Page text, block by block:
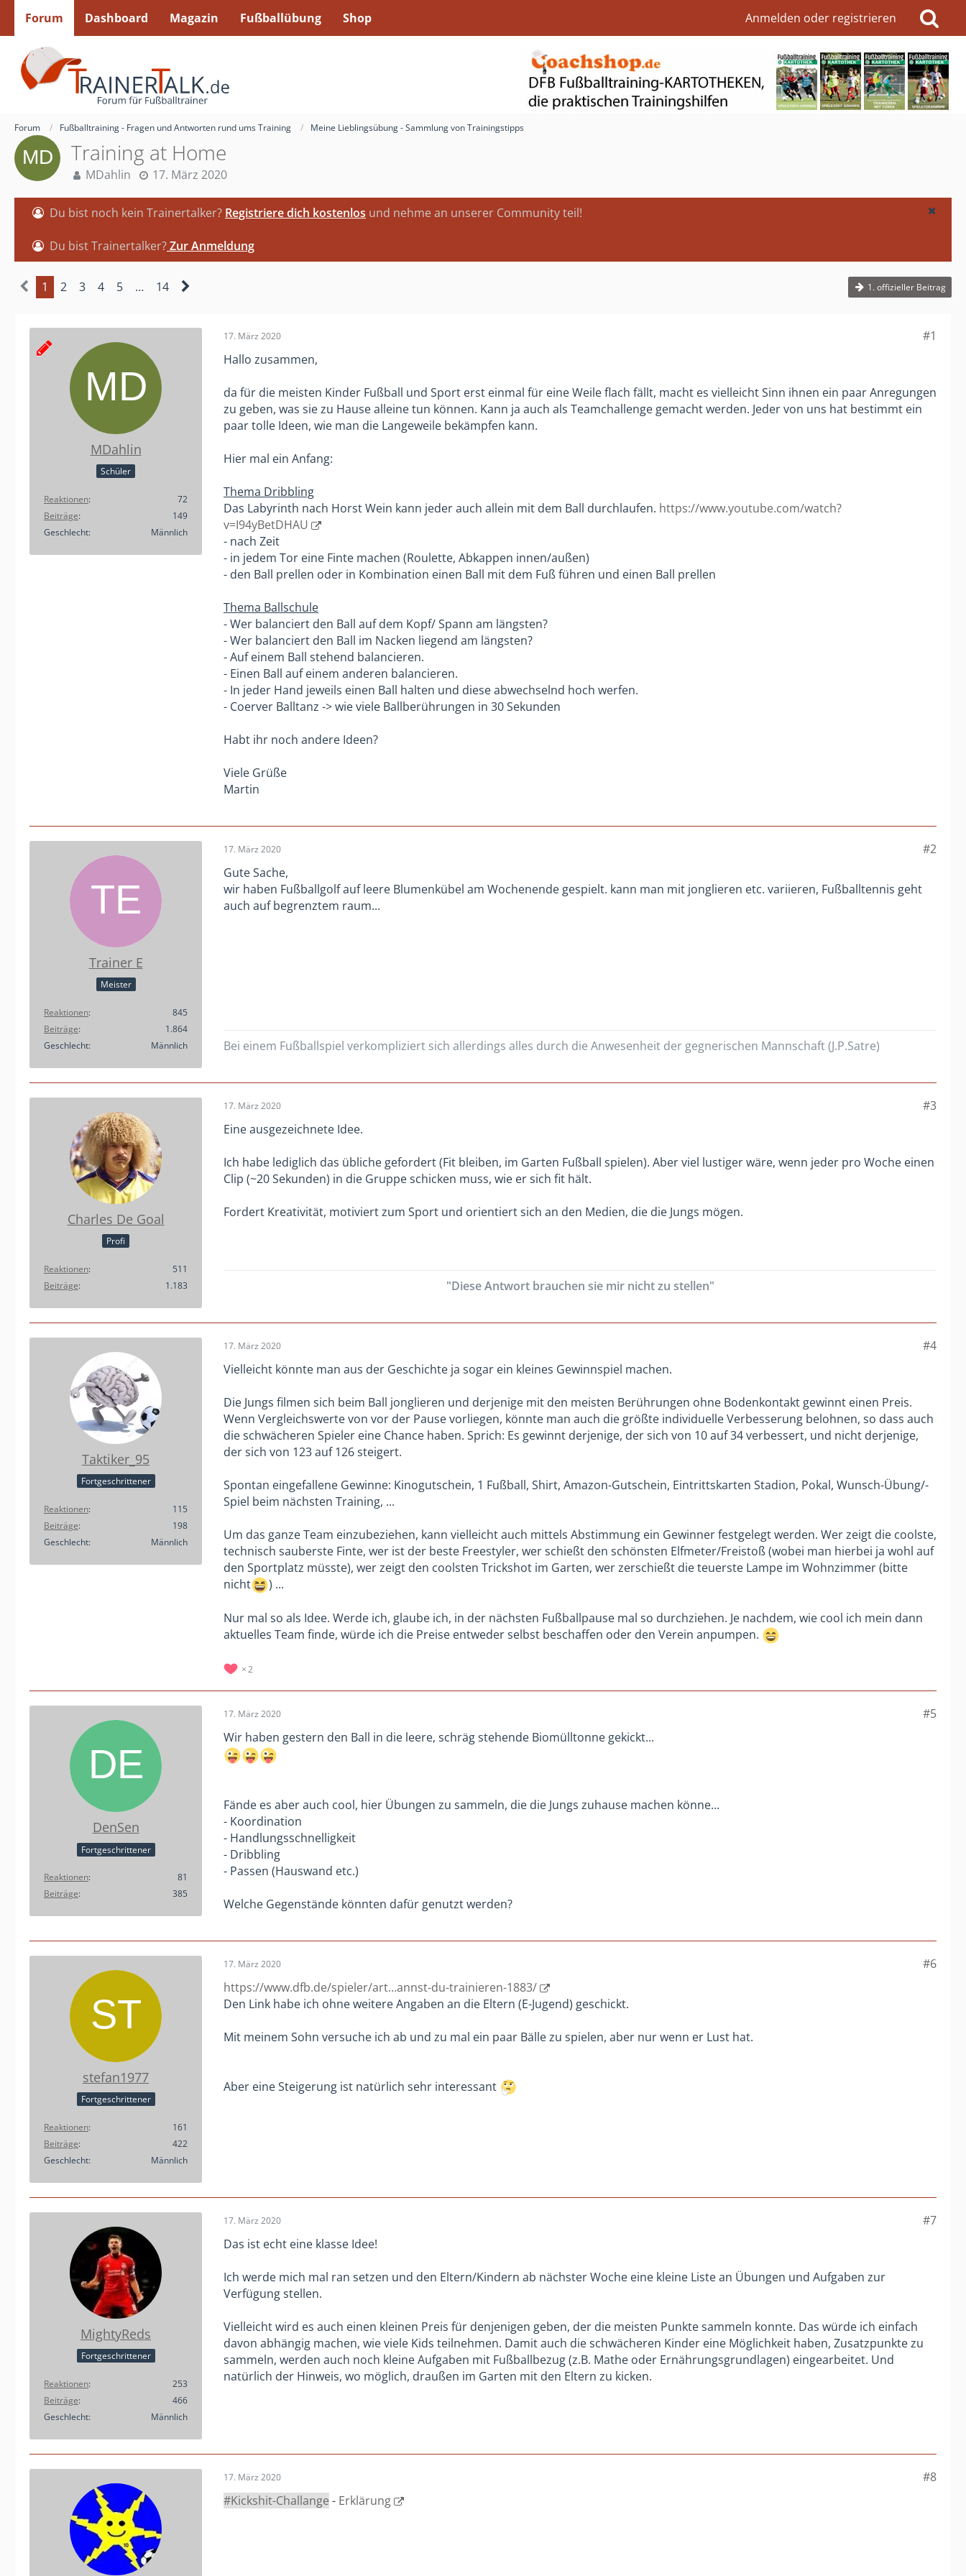
Forum Dashboard Magazin Fußballübung Shop Anmelden oder registrieren
Forum Fußballtraining - Fragen und Antworten rund ums Training Meine Lieblingsübung - Sammlung von Trainingstipps
Training at Home
MDahlin 17. März 2020
Du bist noch kein Trainertalker? Registriere dich kostenlos und nehme an unserer Community teil!
Du bist Trainertalker?Zur Anmeldung
1 2 3 4 5 … 14 1. offizieller Beitrag
MDahlin
Schüler
Reaktionen
72
Beiträge
149
Geschlecht
Männlich
17. März 2020
#1
Hallo zusammen,
da für die meisten Kinder Fußball und Sport erst einmal für eine Weile flach fällt, macht es vielleicht Sinn ihnen ein paar Anregungen
zu geben, was sie zu Hause alleine tun können. Kann ja auch als Teamchallenge gemacht werden. Jeder von uns hat bestimmt ein
paar tolle Ideen, wie man die Langeweile bekämpfen kann.
Hier mal ein Anfang:
Thema Dribbling
Das Labyrinth nach Horst Wein kann jeder auch allein mit dem Ball durchlaufen. https://www.youtube.com/watch?
v=I94yBetDHAU
- nach Zeit
- in jedem Tor eine Finte machen (Roulette, Abkappen innen/außen)
- den Ball prellen oder in Kombination einen Ball mit dem Fuß führen und einen Ball prellen
Thema Ballschule
- Wer balanciert den Ball auf dem Kopf/ Spann am längsten?
- Wer balanciert den Ball im Nacken liegend am längsten?
- Auf einem Ball stehend balancieren.
- Einen Ball auf einem anderen balancieren.
- In jeder Hand jeweils einen Ball halten und diese abwechselnd hoch werfen.
- Coerver Balltanz -> wie viele Ballberührungen in 30 Sekunden
Habt ihr noch andere Ideen?
Viele Grüße
Martin
Trainer E
Meister
Reaktionen
845
Beiträge
1.864
Geschlecht
Männlich
17. März 2020
#2
Gute Sache,
wir haben Fußballgolf auf leere Blumenkübel am Wochenende gespielt. kann man mit jonglieren etc. variieren, Fußballtennis geht
auch auf begrenztem raum...
Bei einem Fußballspiel verkompliziert sich allerdings alles durch die Anwesenheit der gegnerischen Mannschaft (J.P.Satre)
Charles De Goal
Profi
Reaktionen
511
Beiträge
1.183
17. März 2020
#3
Eine ausgezeichnete Idee.
Ich habe lediglich das übliche gefordert (Fit bleiben, im Garten Fußball spielen). Aber viel lustiger wäre, wenn jeder pro Woche einen
Clip (~20 Sekunden) in die Gruppe schicken muss, wie er sich fit hält.
Fordert Kreativität, motiviert zum Sport und orientiert sich an den Medien, die die Jungs mögen.
"Diese Antwort brauchen sie mir nicht zu stellen"
Taktiker_95
Fortgeschrittener
Reaktionen
115
Beiträge
198
Geschlecht
Männlich
17. März 2020
#4
Vielleicht könnte man aus der Geschichte ja sogar ein kleines Gewinnspiel machen.
Die Jungs filmen sich beim Ball jonglieren und derjenige mit den meisten Berührungen ohne Bodenkontakt gewinnt einen Preis.
Wenn Vergleichswerte von vor der Pause vorliegen, könnte man auch die größte individuelle Verbesserung belohnen, so dass auch
die schwächeren Spieler eine Chance haben. Sprich: Es gewinnt derjenige, der sich von 10 auf 34 verbessert, und nicht derjenige,
der sich von 123 auf 126 steigert.
Spontan eingefallene Gewinne: Kinogutschein, 1 Fußball, Shirt, Amazon-Gutschein, Eintrittskarten Stadion, Pokal, Wunsch-Übung/-
Spiel beim nächsten Training, ...
Um das ganze Team einzubeziehen, kann vielleicht auch mittels Abstimmung ein Gewinner festgelegt werden. Wer zeigt die coolste,
technisch sauberste Finte, wer ist der beste Freestyler, wer schießt den schönsten Elfmeter/Freistoß (wobei man hierbei ja wohl auf
den Sportplatz müsste), wer zeigt den coolsten Trickshot im Garten, wer zerschießt die teuerste Lampe im Wohnzimmer (bitte
nicht
) ...
Nur mal so als Idee. Werde ich, glaube ich, in der nächsten Fußballpause mal so durchziehen. Je nachdem, wie cool ich mein dann
aktuelles Team finde, würde ich die Preise entweder selbst beschaffen oder den Verein anpumpen.
2
DenSen
Fortgeschrittener
Reaktionen
81
Beiträge
385
17. März 2020
#5
Wir haben gestern den Ball in die leere, schräg stehende Biomülltonne gekickt...
Fände es aber auch cool, hier Übungen zu sammeln, die die Jungs zuhause machen könne...
- Koordination
- Handlungsschnelligkeit
- Dribbling
- Passen (Hauswand etc.)
Welche Gegenstände könnten dafür genutzt werden?
stefan1977
Fortgeschrittener
Reaktionen
161
Beiträge
422
Geschlecht
Männlich
17. März 2020
#6
https://www.dfb.de/spieler/art…annst-du-trainieren-1883/
Den Link habe ich ohne weitere Angaben an die Eltern (E-Jugend) geschickt.
Mit meinem Sohn versuche ich ab und zu mal ein paar Bälle zu spielen, aber nur wenn er Lust hat.
Aber eine Steigerung ist natürlich sehr interessant
MightyReds
Fortgeschrittener
Reaktionen
253
Beiträge
466
Geschlecht
Männlich
17. März 2020
#7
Das ist echt eine klasse Idee!
Ich werde mich mal ran setzen und den Eltern/Kindern ab nächster Woche eine kleine Liste an Übungen und Aufgaben zur
Verfügung stellen.
Vielleicht wird es auch einen kleinen Preis für denjenigen geben, der die meisten Punkte sammeln konnte. Das würde ich einfach
davon abhängig machen, wie viele Kids teilnehmen. Damit auch die schwächeren Kinder eine Möglichkeit haben, Zusatzpunkte zu
sammeln, werden auch noch kleine Aufgaben mit Fußballbezug (z.B. Mathe oder Ernährungsgrundlagen) eingearbeitet. Und
natürlich der Hinweis, wo möglich, draußen im Garten mit den Eltern zu kicken.
17. März 2020
#8
#Kickshit-Challange - Erklärung